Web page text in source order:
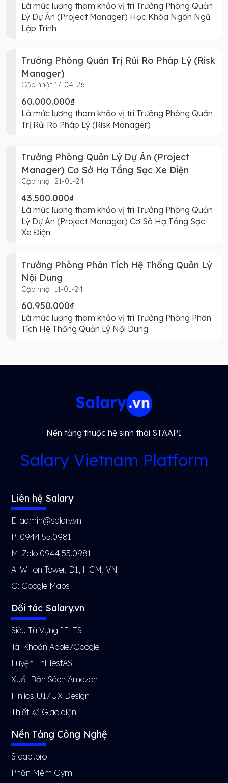
Là mức lương tham khảo vị trí Trưởng Phòng Quản
Lý Dự Án (Project Manager) Học Khóa Ngôn Ngữ
Lập Trình
Trưởng Phòng Quản Trị Rủi Ro Pháp Lý (Risk
Manager)
Cập nhật 17-04-26
60.000.000₫
Là mức lương tham khảo vị trí Trưởng Phòng Quản
Trị Rủi Ro Pháp Lý (Risk Manager)
Trưởng Phòng Quản Lý Dự Án (Project
Manager) Cơ Sở Hạ Tầng Sạc Xe Điện
Cập nhật 21-01-24
43.500.000₫
Là mức lương tham khảo vị trí Trưởng Phòng Quản
Lý Dự Án (Project Manager) Cơ Sở Hạ Tầng Sạc
Xe Điện
Trưởng Phòng Phân Tích Hệ Thống Quản Lý
Nội Dung
Cập nhật 11-01-24
60.950.000₫
Là mức lương tham khảo vị trí Trưởng Phòng Phân
Tích Hệ Thống Quản Lý Nội Dung
Nền tảng thuộc hệ sinh thái STAAPI
Salary Vietnam Platform
Liên hệ Salary
E: admin@salary.vn
P: 0944.55.0981
M: Zalo 0944.55.0981
A: Wilton Tower, D1, HCM, VN
G: Google Maps
Đối tác Salary.vn
Siêu Từ Vựng IELTS
Tài Khoản Apple/Google
Luyện Thi TestAS
Xuất Bản Sách Amazon
Finlios UI/UX Design
Thiết kế Giao diện
Nền Tảng Công Nghệ
Staapi.pro
Phần Mềm Gym